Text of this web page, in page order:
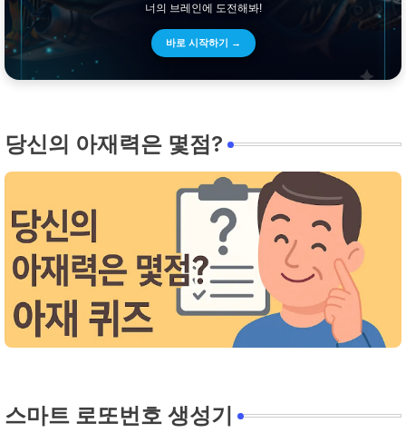
너의 브레인에 도전해봐!
바로 시작하기 →
당신의 아재력은 몇점?
스마트 로또번호 생성기